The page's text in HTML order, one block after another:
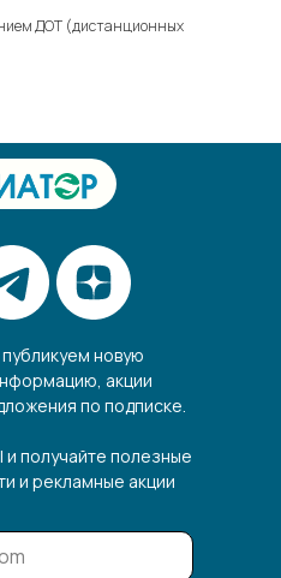
ДОТ (дистанционных
новую
акции
по подписке.
получайте полезные
и рекламные акции